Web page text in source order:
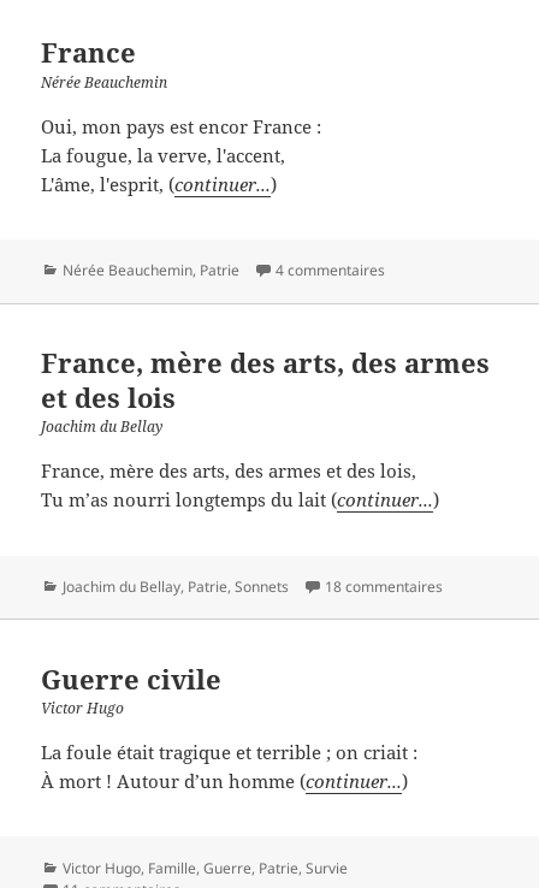
France
Nérée Beauchemin
Oui, mon pays est encor France :
La fougue, la verve, l'accent,
L'âme, l'esprit, (continuer...)
Catégories
Nérée Beauchemin, Patrie 4 commentaires
France, mère des arts, des armes
et des lois
Joachim du Bellay
France, mère des arts, des armes et des lois,
Tu m’as nourri longtemps du lait (continuer...)
Catégories
Joachim du Bellay, Patrie,Sonnets 18 commentaires
Guerre civile
Victor Hugo
La foule était tragique et terrible ; on criait :
À mort ! Autour d’un homme (continuer...)
Catégories
Victor Hugo, Famille,Guerre, Patrie,Survie